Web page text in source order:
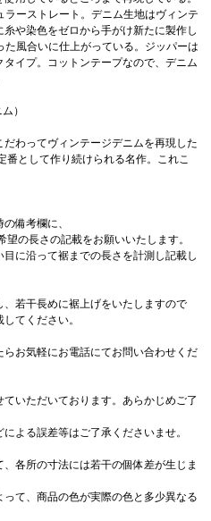
ーストレート。デニム生地はヴィンテ
や染色をゼロから手がけ新たに製作し
風合いに仕上がっている。ジッパーは
タイプ。コットンテープなので、デニム
）
わってヴィンテージデニムを再現した
番として作り続けられる名作。これこ
備考欄に、
長さの記載をお願いいたします。
に沿って裾までの長さを計測し記載し
若干長めに裾上げをいたしますので
てください。
お気軽にお電話にてお問い合わせくだ
いただいております。あらかじめご了
よる誤差等はご了承くださいませ。
各所の寸法には若干の個体差が生じま
て、商品の色が実際の色と多少異なる